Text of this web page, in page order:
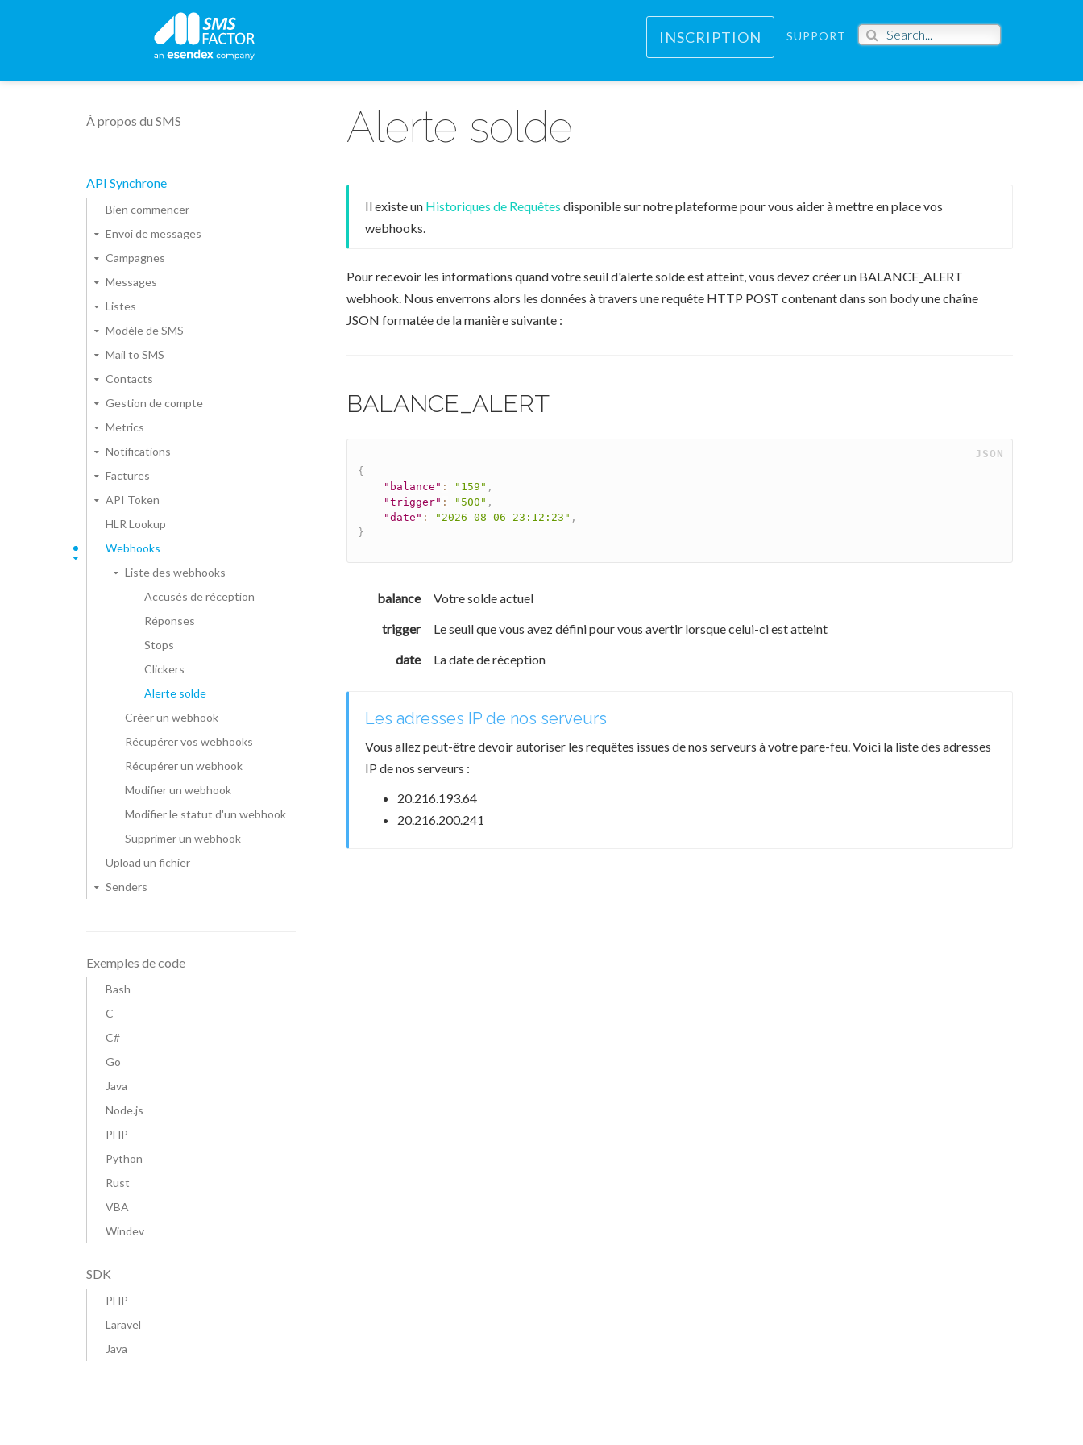
INSCRIPTION SUPPORT
À propos du SMS
API Synchrone
Bien commencer
Envoi de messages
Campagnes
Messages
Listes
Modèle de SMS
Mail to SMS
Contacts
Gestion de compte
Metrics
Notifications
Factures
API Token
HLR Lookup
Webhooks
Liste des webhooks
Accusés de réception
Réponses
Stops
Clickers
Alerte solde
Créer un webhook
Récupérer vos webhooks
Récupérer un webhook
Modifier un webhook
Modifier le statut d'un webhook
Supprimer un webhook
Upload un fichier
Senders
Exemples de code
Bash
C
C#
Go
Java
Node.js
PHP
Python
Rust
VBA
Windev
SDK
PHP
Laravel
Java
Alerte solde
Il existe un Historiques de Requêtes disponible sur notre plateforme pour vous aider à mettre en place vos
webhooks.
Pour recevoir les informations quand votre seuil d'alerte solde est atteint, vous devez créer un BALANCE_ALERT
webhook. Nous enverrons alors les données à travers une requête HTTP POST contenant dans son body une chaîne
JSON formatée de la manière suivante :
BALANCE_ALERT
JSON
{
"balance" : "159" ,
"trigger" : "500" ,
"date" : "2026-08-06 23:12:23" ,
}
balance
Votre solde actuel
trigger
Le seuil que vous avez défini pour vous avertir lorsque celui-ci est atteint
date
La date de réception
Les adresses IP de nos serveurs
Vous allez peut-être devoir autoriser les requêtes issues de nos serveurs à votre pare-feu. Voici la liste des adresses
IP de nos serveurs :
20.216.193.64
20.216.200.241